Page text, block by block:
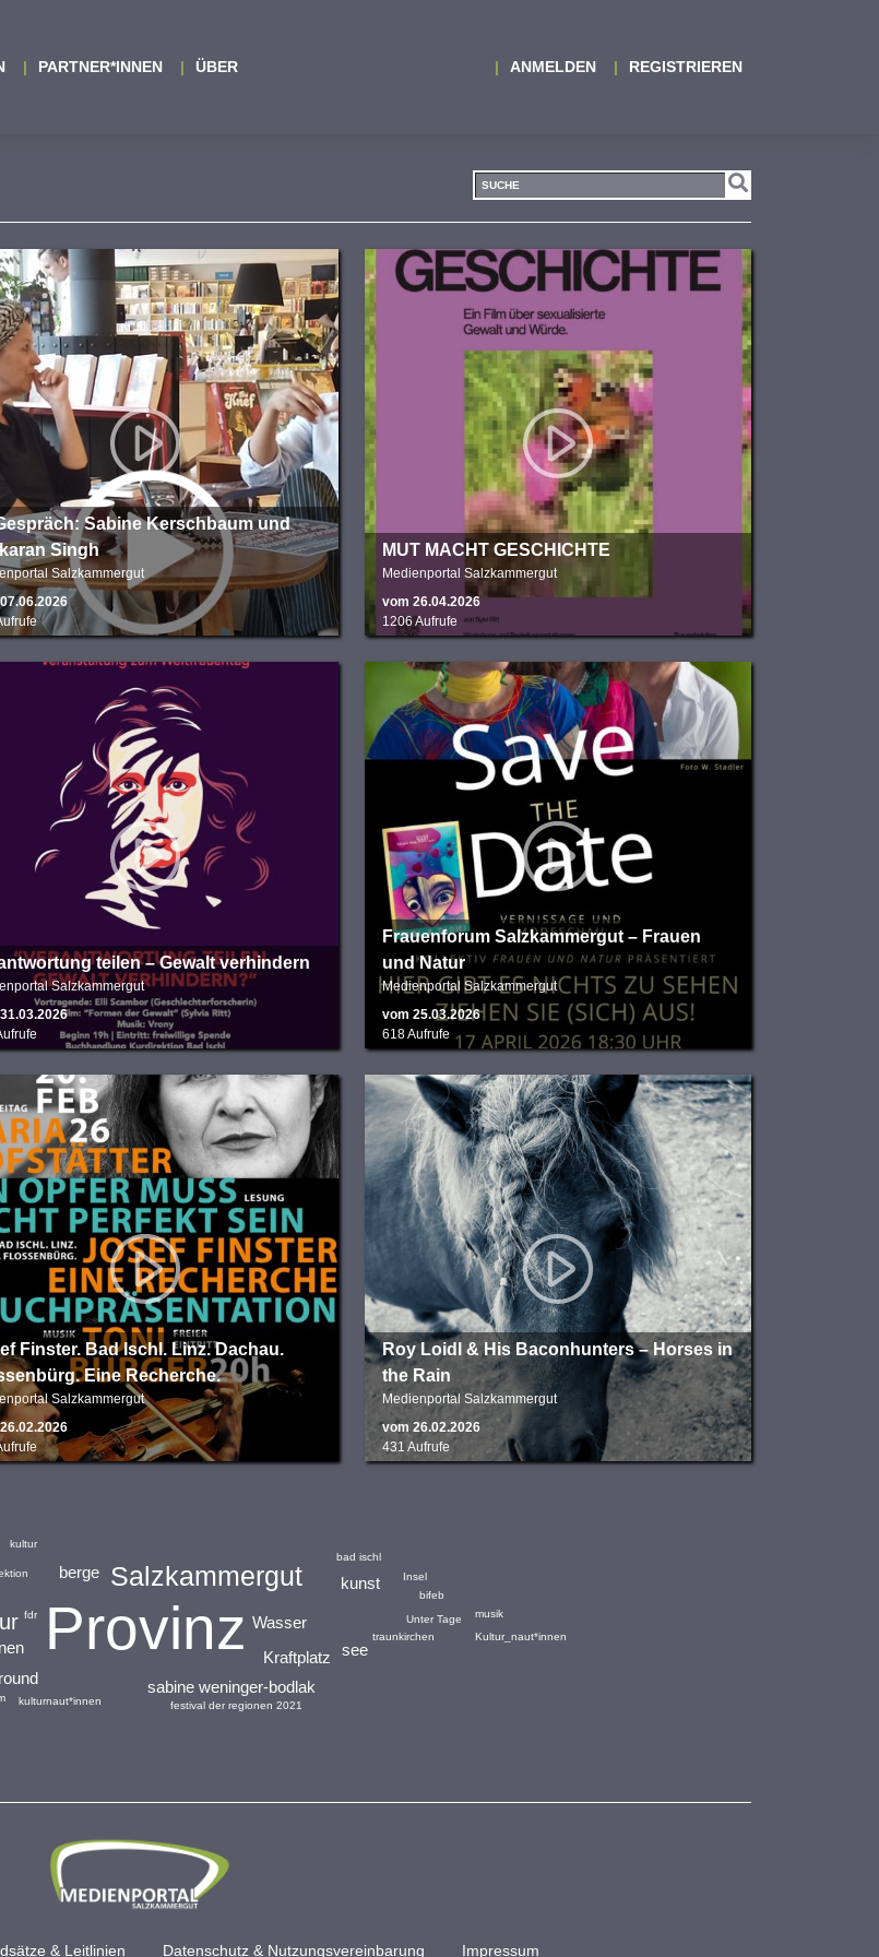
PARTNER*INNEN ÜBER ANMELDEN REGISTRIEREN
Sabine Kerschbaum und
Singh
Salzkammergut
MUT MACHT GESCHICHTE
Medienportal Salzkammergut
vom 26.04.2026
1206 Aufrufe
teilen – Gewalt verhindern
Salzkammergut
Frauenforum Salzkammergut – Frauen
und Natur
Medienportal Salzkammergut
vom 25.03.2026
618 Aufrufe
Finster. Bad Ischl. Linz. Dachau.
Eine Recherche.
Salzkammergut
Roy Loidl & His Baconhunters – Horses in
the Rain
Medienportal Salzkammergut
vom 26.02.2026
431 Aufrufe
Provinz
Salzkammergut
Wasser
Kraftplatz
see
berge
sabine weninger-bodlak
kunst
traunkirchen
bifeb
fdr
Unter Tage
kulturnaut*innen
Insel
festival der regionen 2021
Kultur_naut*innen
bad ischl
musik
kultur
& Leitlinien Datenschutz & Nutzungsvereinbarung Impressum